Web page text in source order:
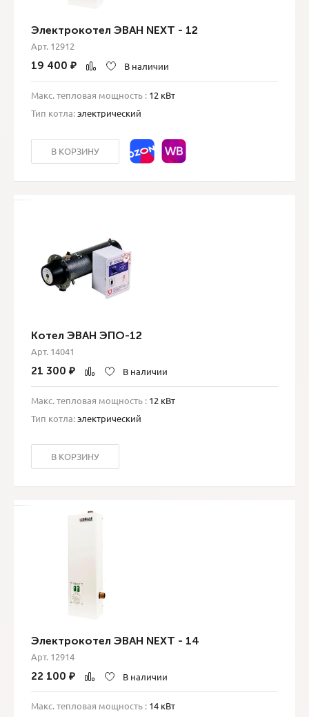
Электрокотел ЭВАН NEXT - 12
Арт. 12912
19 400 ₽ В наличии
Макс. тепловая мощность : 12 кВт
Тип котла:электрический
В КОРЗИНУ
Котел ЭВАН ЭПО-12
Арт. 14041
21 300 ₽ В наличии
Макс. тепловая мощность : 12 кВт
Тип котла:электрический
В КОРЗИНУ
Электрокотел ЭВАН NEXT - 14
Арт. 12914
22 100 ₽ В наличии
Макс. тепловая мощность : 14 кВт